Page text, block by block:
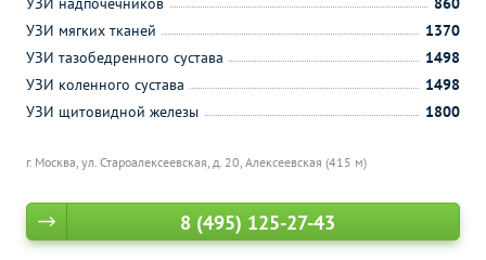
г. Москва, ул. Староалексеевская, д. 20, Алексеевская (415 м)
УЗИ мягких тканей
1370
УЗИ тазобедренного сустава
1498
УЗИ коленного сустава
1498
УЗИ щитовидной железы
1800
8 (495) 125-27-43